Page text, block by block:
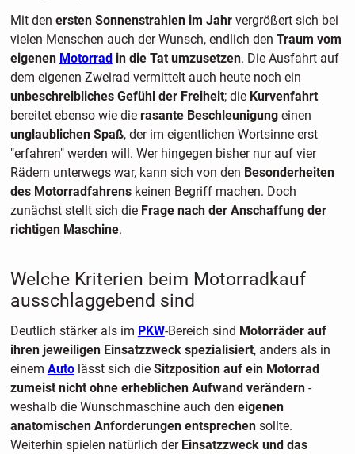
Mit den ersten Sonnenstrahlen im Jahrvergrößert sich bei
vielen Menschen auch der Wunsch, endlich den Traum vom
eigenen Motorradin die Tat umzusetzen. Die Ausfahrt auf
dem eigenen Zweirad vermittelt auch heute noch ein
unbeschreibliches Gefühl der Freiheit; die Kurvenfahrt
bereitet ebenso wie die rasante Beschleunigungeinen
unglaublichen Spaß, der im eigentlichen Wortsinne erst
"erfahren" werden will. Wer hingegen bisher nur auf vier
Rädern unterwegs war, kann sich von den Besonderheiten
des Motorradfahrenskeinen Begriff machen. Doch
zunächst stellt sich die Frage nach der Anschaffung der
richtigen Maschine.
Welche Kriterien beim Motorradkauf
ausschlaggebend sind
Deutlich stärker als im PKW-Bereich sind Motorräder auf
ihren jeweiligen Einsatzzweck spezialisiert, anders als in
einem Autolässt sich die Sitzposition auf ein Motorrad
zumeist nicht ohne erheblichen Aufwand verändern-
weshalb die Wunschmaschine auch den eigenen
anatomischen Anforderungen entsprechensollte.
Weiterhin spielen natürlich derEinsatzzweck und das